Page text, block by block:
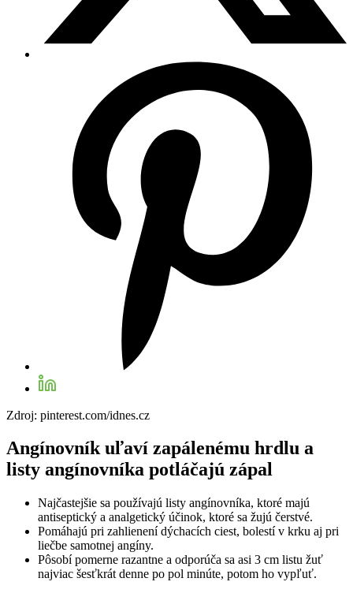
Zdroj: pinterest.com/idnes.cz
Angínovník uľaví zapálenému hrdlu a
listy angínovníka potláčajú zápal
Najčastejšie sa používajú listy angínovníka, ktoré majú
antiseptický a analgetický účinok, ktoré sa žujú čerstvé.
Pomáhajú pri zahlienení dýchacích ciest, bolestí v krku aj pri
liečbe samotnej angíny.
Pôsobí pomerne razantne a odporúča sa asi 3 cm listu žuť
najviac šesťkrát denne po pol minúte, potom ho vypľuť.